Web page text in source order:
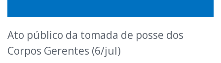
Ato público da tomada de posse dos
Corpos Gerentes (6/jul)